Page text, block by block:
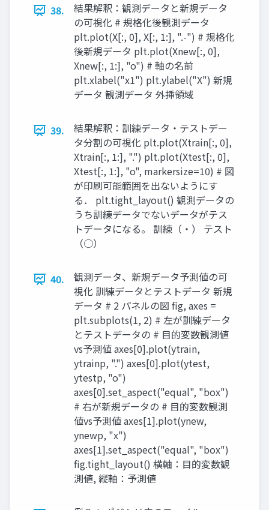
38.
結果解釈：観測データと新規データ
の可視化 # 規格化後観測データ
plt.plot(X[:, 0], X[:, 1:], ".-") # 規格化
後新規データ plt.plot(Xnew[:, 0],
Xnew[:, 1:], "o") # 軸の名前
plt.xlabel("x1") plt.ylabel("X") 新規
データ 観測データ 外挿領域
39.
結果解釈：訓練データ・テストデー
タ分割の可視化 plt.plot(Xtrain[:, 0],
Xtrain[:, 1:], ".") plt.plot(Xtest[:, 0],
Xtest[:, 1:], "o", markersize=10) # 図
が印刷可能範囲を出ないようにす
る． plt.tight_layout() 観測データの
うち訓練データでないデータがテス
トデータになる。 訓練（・） テスト
（○）
40.
観測データ、新規データ予測値の可
視化 訓練データとテストデータ 新規
データ # 2 パネルの図 fig, axes =
plt.subplots(1, 2) # 左が訓練データ
とテストデータの # 目的変数観測値
vs予測値 axes[0].plot(ytrain,
ytrainp, ".") axes[0].plot(ytest,
ytestp, "o")
axes[0].set_aspect("equal", "box")
# 右が新規データの # 目的変数観測
値vs予測値 axes[1].plot(ynew,
ynewp, "x")
axes[1].set_aspect("equal", "box")
fig.tight_layout() 横軸：目的変数観
測値, 縦軸：予測値